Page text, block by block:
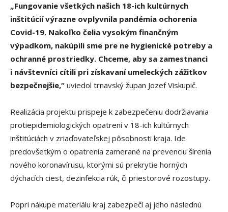
„Fungovanie všetkých našich 18-ich kultúrnych
inštitúcií výrazne ovplyvnila pandémia ochorenia
Covid-19. Nakoľko čelia vysokým finančným
výpadkom, nakúpili sme pre ne hygienické potreby a
ochranné prostriedky. Chceme, aby sa zamestnanci
i návštevníci cítili pri získavaní umeleckých zážitkov
bezpečnejšie,“ uviedol trnavský župan Jozef Viskupič.
Realizácia projektu prispeje k zabezpečeniu dodržiavania
protiepidemiologických opatrení v 18-ich kultúrnych
inštitúciách v zriaďovateľskej pôsobnosti kraja. Ide
predovšetkým o opatrenia zamerané na prevenciu šírenia
nového koronavírusu, ktorými sú prekrytie horných
dýchacích ciest, dezinfekcia rúk, či priestorové rozostupy.
Popri nákupe materiálu kraj zabezpečí aj jeho následnú